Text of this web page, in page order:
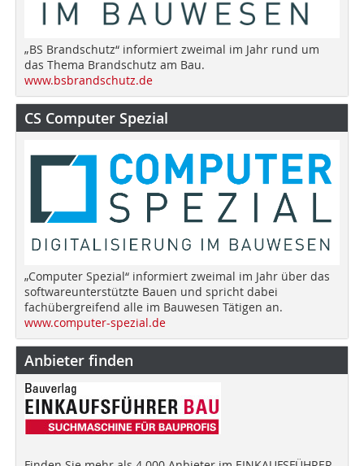
„BS Brandschutz“ informiert zweimal im Jahr rund um
das Thema Brandschutz am Bau.
www.bsbrandschutz.de
CS Computer Spezial
„Computer Spezial“ informiert zweimal im Jahr über das
softwareunterstützte Bauen und spricht dabei
fachübergreifend alle im Bauwesen Tätigen an.
www.computer-spezial.de
Anbieter finden